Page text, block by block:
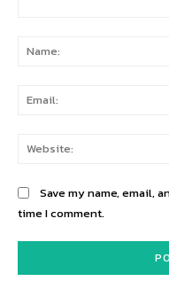
Save my name, email,
time I comment.